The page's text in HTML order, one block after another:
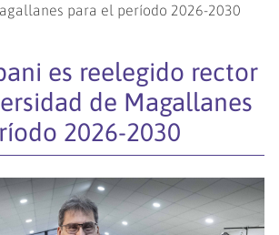
para el período 2026-2030
es reelegido rector
de Magallanes
2026-2030